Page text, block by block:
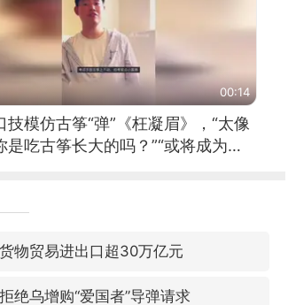
00:14
技模仿古筝“弹”《枉凝眉》，“太像
是吃古筝长大的吗？”“或将成为首
物贸易进出口超30万亿元
绝乌增购“爱国者”导弹请求